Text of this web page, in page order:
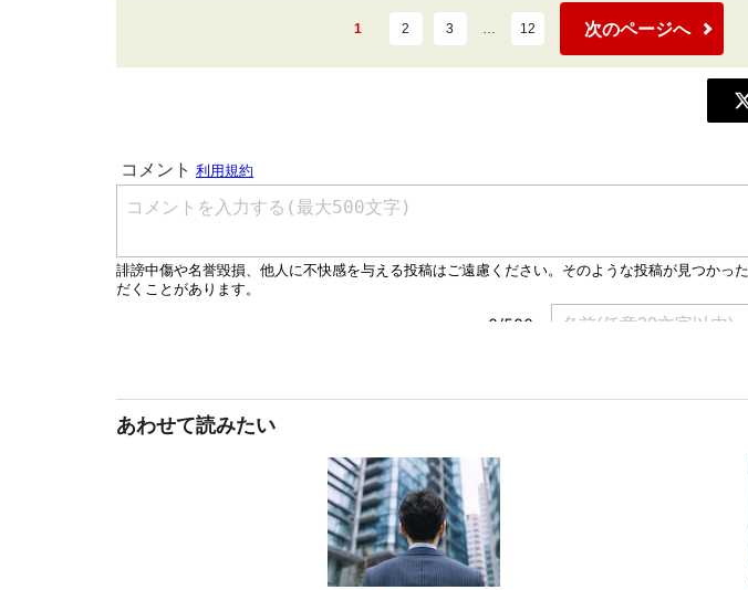
1 2 3 … 12 次のページへ
あわせて読みたい